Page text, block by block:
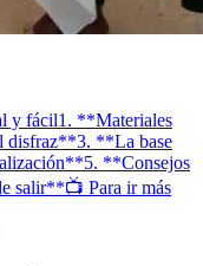
y fácil1. **Materiales
disfraz**3. **La base
5. **Consejos
salir**📺 Para ir más